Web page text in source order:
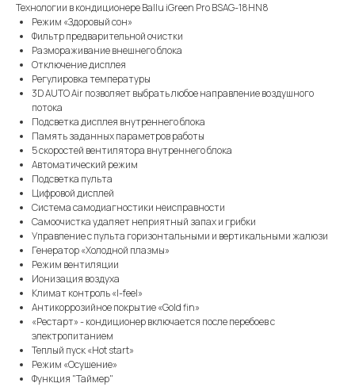
Технологии в кондиционере Ballu iGreen Pro BSAG-18HN8
Режим «Здоровый сон»
Фильтр предварительной очистки
Размораживание внешнего блока
Отключение дисплея
Регулировка температуры
3D AUTO Air позволяет выбрать любое направление воздушного
потока
Подсветка дисплея внутреннего блока
Память заданных параметров работы
5 скоростей вентилятора внутреннего блока
Автоматический режим
Подсветка пульта
Цифровой дисплей
Система самодиагностики неисправности
Самоочистка удаляет неприятный запах и грибки
Управление с пульта горизонтальными и вертикальными жалюзи
Генератор «Холодной плазмы»
Режим вентиляции
Ионизация воздуха
Климат контроль «I-feel»
Антикоррозийное покрытие «Gold fin»
«Рестарт» - кондиционер включается после перебоев с
электропитанием
Теплый пуск «Hot start»
Режим «Осушение»
Функция "Таймер"